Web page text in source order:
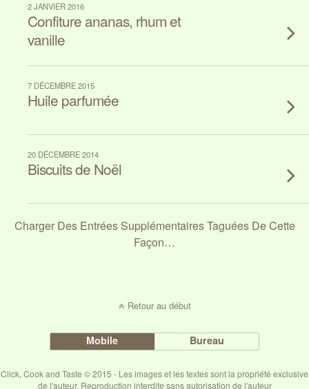
2 JANVIER 2016
Confiture ananas, rhum et
vanille
7 DÉCEMBRE 2015
Huile parfumée
20 DÉCEMBRE 2014
Biscuits de Noël
Charger Des Entrées Supplémentaires Taguées De Cette
Façon…
Retour au début
Mobile Bureau
Click, Cook and Taste © 2015 - Les images et les textes sont la propriété exclusive
de l'auteur. Reproduction interdite sans autorisation de l'auteur